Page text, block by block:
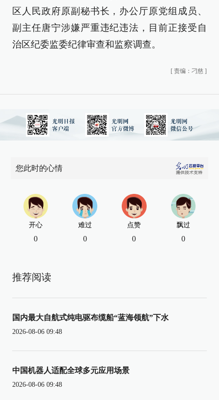
区人民政府原副秘书长，办公厅原党组成员、
副主任唐宁涉嫌严重违纪违法，目前正接受自
治区纪委监委纪律审查和监察调查。
[ 责编：刁慈 ]
您此时的心情
开心
0
难过
0
点赞
0
飘过
0
推荐阅读
国内最大自航式纯电驱布缆船“蓝海领航”下水
2026-08-06 09:48
中国机器人适配全球多元应用场景
2026-08-06 09:48